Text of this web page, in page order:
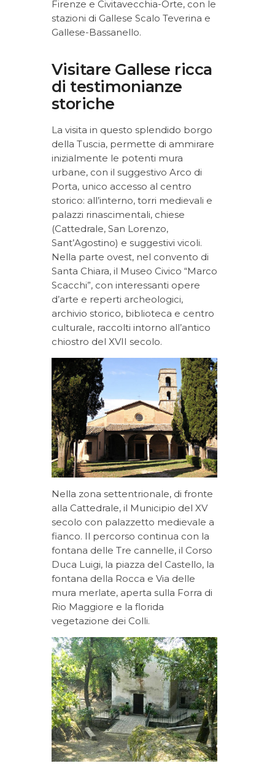
Firenze e Civitavecchia-Orte, con le
stazioni di Gallese Scalo Teverina e
Gallese-Bassanello.
Visitare Gallese ricca
di testimonianze
storiche
La visita in questo splendido borgo
della Tuscia, permette di ammirare
inizialmente le potenti mura
urbane, con il suggestivo Arco di
Porta, unico accesso al centro
storico: all’interno, torri medievali e
palazzi rinascimentali, chiese
(Cattedrale, San Lorenzo,
Sant’Agostino) e suggestivi vicoli.
Nella parte ovest, nel convento di
Santa Chiara, il Museo Civico “Marco
Scacchi”, con interessanti opere
d’arte e reperti archeologici,
archivio storico, biblioteca e centro
culturale, raccolti intorno all’antico
chiostro del XVII secolo.
Nella zona settentrionale, di fronte
alla Cattedrale, il Municipio del XV
secolo con palazzetto medievale a
fianco. Il percorso continua con la
fontana delle Tre cannelle, il Corso
Duca Luigi, la piazza del Castello, la
fontana della Rocca e Via delle
mura merlate, aperta sulla Forra di
Rio Maggiore e la florida
vegetazione dei Colli.